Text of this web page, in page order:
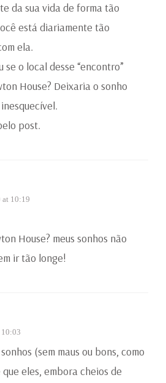
da sua vida de forma tão
está diariamente tão
ela.
se o local desse “encontro”
House? Deixaria o sonho
post.
at 10:19
House? meus sonhos não
ir tão longe!
(sem maus ou bons, como
eles, embora cheios de